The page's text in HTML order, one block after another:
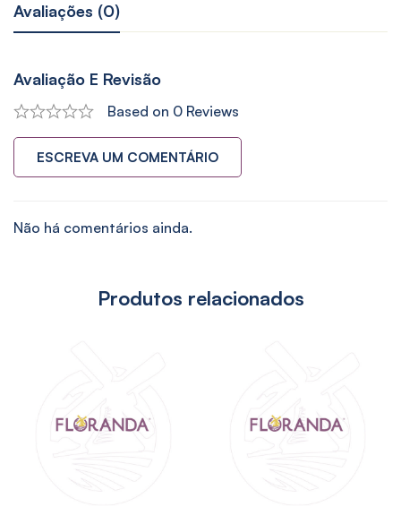
Avaliações (0)
Avaliação E Revisão
Based on 0 Reviews
ESCREVA UM COMENTÁRIO
Não há comentários ainda.
Produtos relacionados